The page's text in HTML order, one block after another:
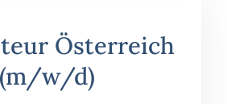
Österreich
(m/w/d)